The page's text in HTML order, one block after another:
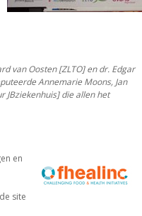
van Oosten [ZLTO] en dr. Edgar
Annemarie Moons, Jan
JBziekenhuis] die allen het
en
site